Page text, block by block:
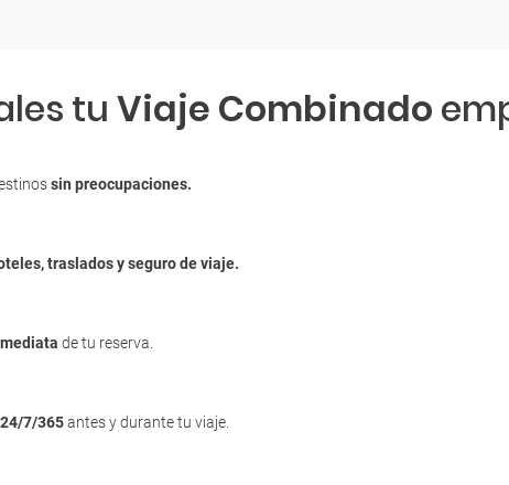
tu Viaje Combinado
sin preocupaciones.
traslados y seguro de viaje.
de tu reserva.
7/365antes y durante tu viaje.